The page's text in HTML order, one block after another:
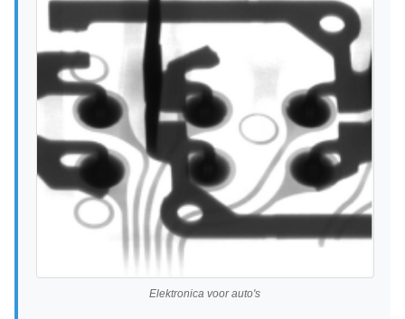
Elektronica voor auto's